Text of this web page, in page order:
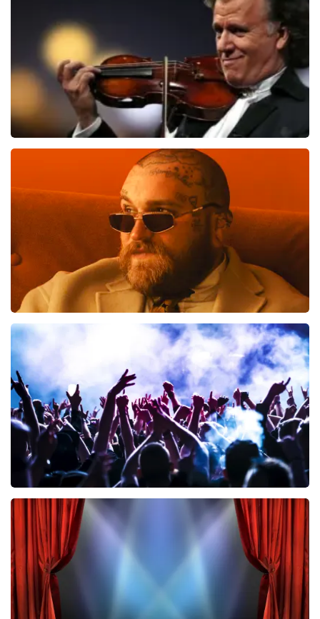
BESTEL NU
laatste 30 minuten
BESTEL NU
Teddy Swims
BESTEL NU
Megadeth
322 laatste 30 minuten
BESTEL NU